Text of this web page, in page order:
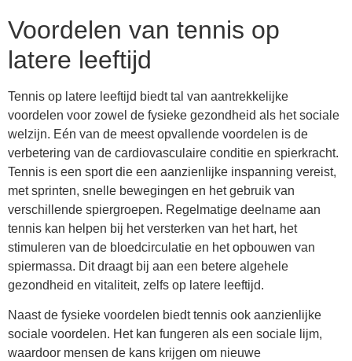
Voordelen van tennis op
latere leeftijd
Tennis op latere leeftijd biedt tal van aantrekkelijke
voordelen voor zowel de fysieke gezondheid als het sociale
welzijn. Eén van de meest opvallende voordelen is de
verbetering van de cardiovasculaire conditie en spierkracht.
Tennis is een sport die een aanzienlijke inspanning vereist,
met sprinten, snelle bewegingen en het gebruik van
verschillende spiergroepen. Regelmatige deelname aan
tennis kan helpen bij het versterken van het hart, het
stimuleren van de bloedcirculatie en het opbouwen van
spiermassa. Dit draagt bij aan een betere algehele
gezondheid en vitaliteit, zelfs op latere leeftijd.
Naast de fysieke voordelen biedt tennis ook aanzienlijke
sociale voordelen. Het kan fungeren als een sociale lijm,
waardoor mensen de kans krijgen om nieuwe